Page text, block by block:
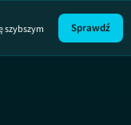
szybszym
Sprawdź